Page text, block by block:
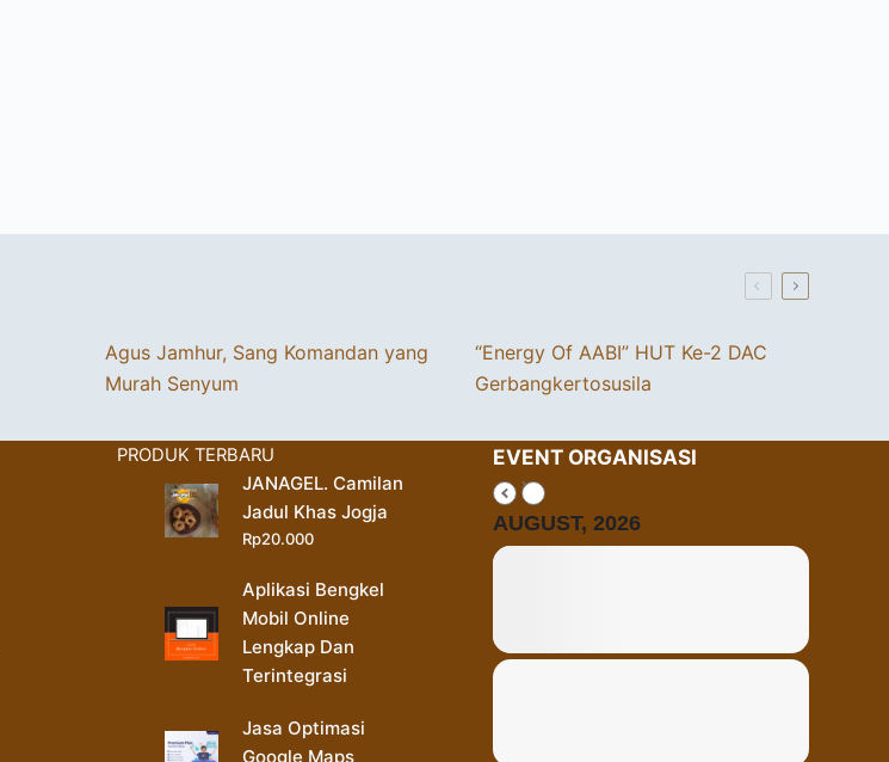
Agus Jamhur, Sang Komandan yang
Murah Senyum
“Energy Of AABI” HUT Ke-2 DAC
Gerbangkertosusila
PRODUK TERBARU
JANAGEL. Camilan
Jadul Khas Jogja
Rp20.000
Aplikasi Bengkel
Mobil Online
Lengkap Dan
Terintegrasi
Jasa Optimasi
Google Maps
EVENT ORGANISASI
AUGUST, 2026